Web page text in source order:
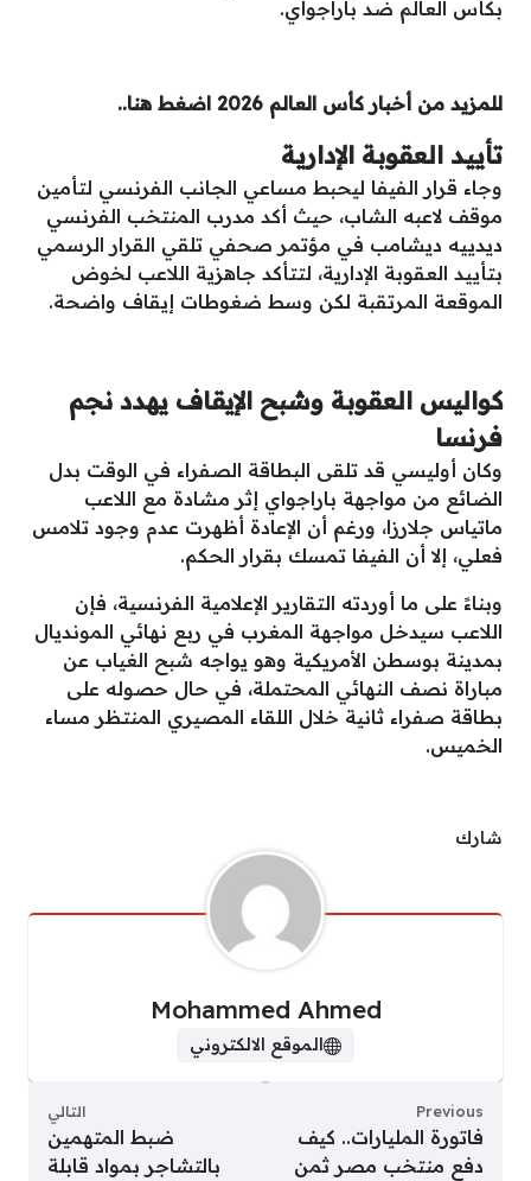
بكأس العالم ضد باراجواي.
للمزيد من أخبار كأس العالم 2026 اضغط هنا..
تأييد العقوبة الإدارية
وجاء قرار الفيفا ليحبط مساعي الجانب الفرنسي لتأمين
موقف لاعبه الشاب، حيث أكد مدرب المنتخب الفرنسي
ديدييه ديشامب في مؤتمر صحفي تلقي القرار الرسمي
بتأييد العقوبة الإدارية، لتتأكد جاهزية اللاعب لخوض
الموقعة المرتقبة لكن وسط ضغوطات إيقاف واضحة.
كواليس العقوبة وشبح الإيقاف يهدد نجم
فرنسا
وكان أوليسي قد تلقى البطاقة الصفراء في الوقت بدل
الضائع من مواجهة باراجواي إثر مشادة مع اللاعب
ماتياس جلارزا، ورغم أن الإعادة أظهرت عدم وجود تلامس
فعلي، إلا أن الفيفا تمسك بقرار الحكم.
وبناءً على ما أوردته التقارير الإعلامية الفرنسية، فإن
اللاعب سيدخل مواجهة المغرب في ربع نهائي المونديال
بمدينة بوسطن الأمريكية وهو يواجه شبح الغياب عن
مباراة نصف النهائي المحتملة، في حال حصوله على
بطاقة صفراء ثانية خلال اللقاء المصيري المنتظر مساء
الخميس.
شارك
Mohammed Ahmed
الموقع الالكتروني
Previous
فاتورة المليارات.. كيف
دفع منتخب مصر ثمن
التالي
ضبط المتهمين
بالتشاجر بمواد قابلة